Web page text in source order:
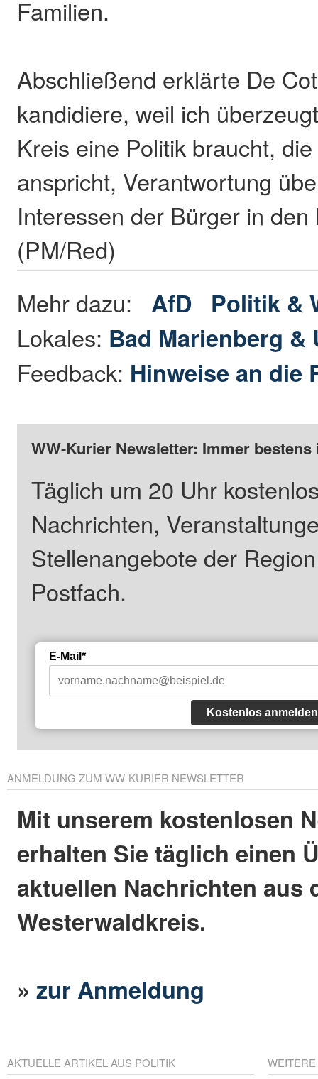
Familien.
Abschließend erklärte De
kandidiere, weil ich
Kreis eine Politik braucht,
anspricht, Verantwortung
Interessen der Bürger in
(PM/Red)
Mehr dazu: AfD Politik &
Lokales: Bad Marienberg &
Feedback: Hinweise an die
WW-Kurier Newsletter: Immer
Täglich um 20 Uhr
Nachrichten,
Stellenangebote der
Postfach.
E-Mail*
Kostenlos anmelden
ANMELDUNG ZUM WW-KURIER NEWSLETTER
Mit unserem kostenlosen
erhalten Sie täglich einen
aktuellen Nachrichten aus
Westerwaldkreis.
»zur Anmeldung
AKTUELLE ARTIKEL AUS POLITIK